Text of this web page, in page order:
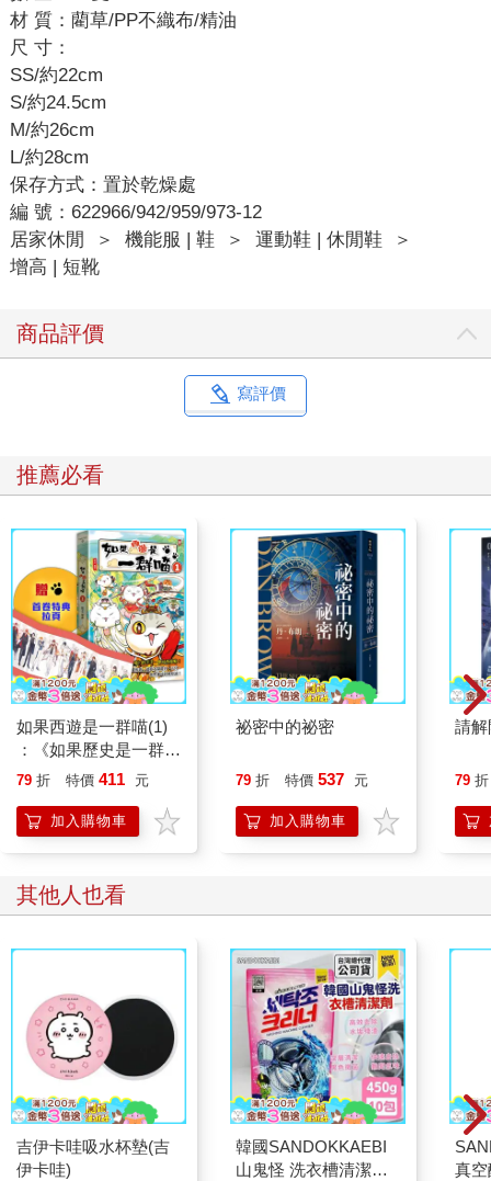
材 質：藺草/PP不織布/精油
尺 寸：
SS/約22cm
S/約24.5cm
M/約26cm
L/約28cm
保存方式：置於乾燥處
編 號：622966/942/959/973-12
居家休閒
＞ 機能服 | 鞋 ＞ 運動鞋 | 休閒鞋
＞
增高 | 短靴
商品評價
寫評價
推薦必看
如果西遊是一群喵(1)
：《如果歷史是一群
喵》作者最新力作，附
79 折 特價 411 元
加入購物車
祕密中的祕密
79 折 特價 537 元
加入購物車
請解
79 折
其他人也看
吉伊卡哇吸水杯墊(吉
伊卡哇)
韓國SANDOKKAEBI
山鬼怪 洗衣槽清潔劑
真